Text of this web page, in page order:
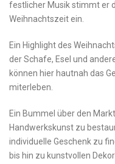
festlicher Musik stimmt er
Weihnachtszeit ein.
Ein‌ Highlight ‌des
⁢der Schafe, Esel und​
können hier hautnah das
miterleben.
Ein⁢ Bummel ⁤über den⁤
Handwerkskunst zu
individuelle ‍Geschenk‌ zu
bis hin ⁢zu kunstvollen